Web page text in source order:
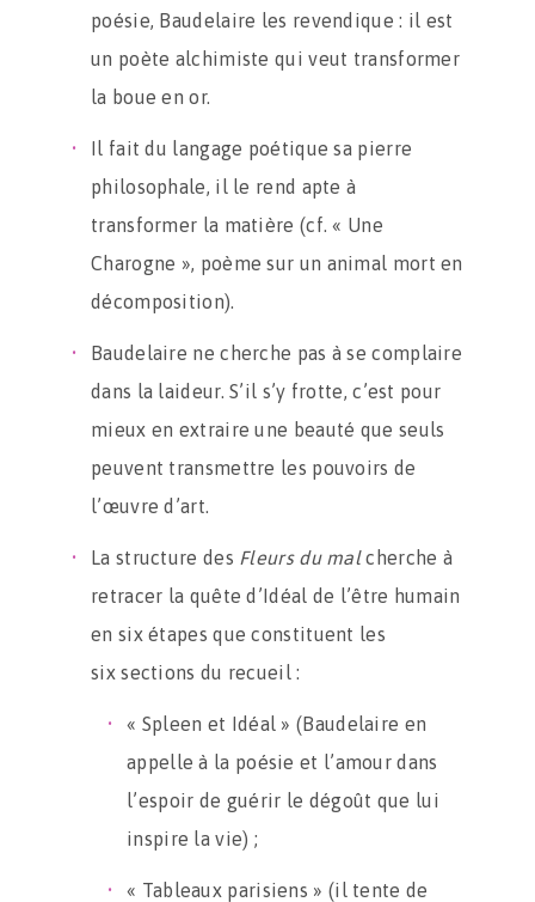
poésie, Baudelaire les revendique : il est
un poète alchimiste qui veut transformer
la boue en or.
Il fait du langage poétique sa pierre
philosophale, il le rend apte à
transformer la matière (cf. « Une
Charogne », poème sur un animal mort en
décomposition).
Baudelaire ne cherche pas à se complaire
dans la laideur. S’il s’y frotte, c’est pour
mieux en extraire une beauté que seuls
peuvent transmettre les pouvoirs de
l’œuvre d’art.
La structure des Fleurs du malcherche à
retracer la quête d’Idéal de l’être humain
en six étapes que constituent les
six sections du recueil :
« Spleen et Idéal » (Baudelaire en
appelle à la poésie et l’amour dans
l’espoir de guérir le dégoût que lui
inspire la vie) ;
« Tableaux parisiens » (il tente de